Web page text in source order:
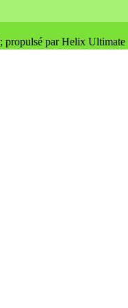
propulsé par Helix Ultimate